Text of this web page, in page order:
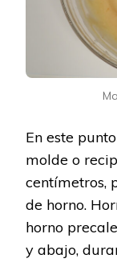
En este
molde o
centímetros,
de horno.
horno
y abajo,